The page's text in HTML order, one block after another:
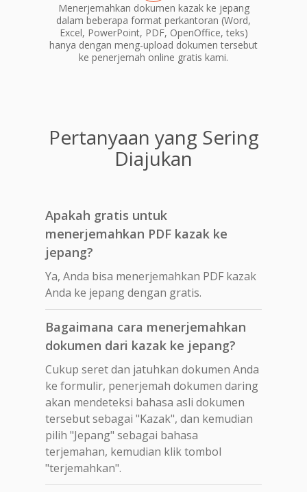
Menerjemahkan dokumen kazak ke jepang
dalam beberapa format perkantoran (Word,
Excel, PowerPoint, PDF, OpenOffice, teks)
hanya dengan meng-upload dokumen tersebut
ke penerjemah online gratis kami.
Pertanyaan yang Sering
Diajukan
Apakah gratis untuk
menerjemahkan PDF kazak ke
jepang?
Ya, Anda bisa menerjemahkan PDF kazak
Anda ke jepang dengan gratis.
Bagaimana cara menerjemahkan
dokumen dari kazak ke jepang?
Cukup seret dan jatuhkan dokumen Anda
ke formulir, penerjemah dokumen daring
akan mendeteksi bahasa asli dokumen
tersebut sebagai "Kazak", dan kemudian
pilih "Jepang" sebagai bahasa
terjemahan, kemudian klik tombol
"terjemahkan".